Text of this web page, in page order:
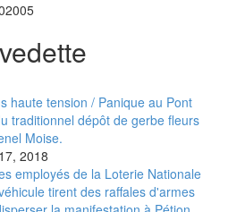
haute tension / Panique au Pont
traditionnel dépôt de gerbe fleurs
Moise.
2018
employés de la Loterie Nationale
tirent des raffales d'armes